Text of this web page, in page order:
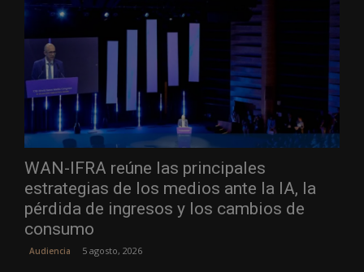
WAN-IFRA reúne las principales
estrategias de los medios ante la IA, la
pérdida de ingresos y los cambios de
consumo
Audiencia 5 agosto, 2026